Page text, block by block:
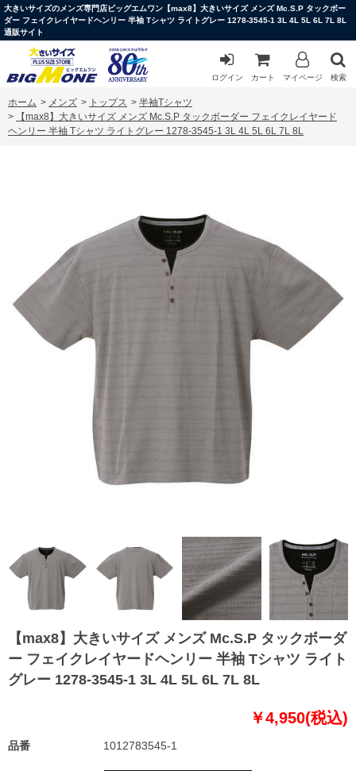
大きいサイズのメンズ専門店ビッグエムワン【max8】大きいサイズ メンズ Mc.S.P タックボー
ダー フェイクレイヤードヘンリー 半袖 Tシャツ ライトグレー 1278-3545-1 3L 4L 5L 6L 7L 8L
通販サイト
ログイン カート マイページ 検索
ホーム > メンズ > トップス > 半袖Tシャツ
>
【max8】大きいサイズ メンズ Mc.S.P タックボーダー フェイクレイヤード
ヘンリー 半袖 Tシャツ ライトグレー 1278-3545-1 3L 4L 5L 6L 7L 8L
【max8】大きいサイズ メンズ Mc.S.P タックボーダ
ー フェイクレイヤードヘンリー 半袖 Tシャツ ライト
グレー 1278-3545-1 3L 4L 5L 6L 7L 8L
￥4,950(税込)
品番 1012783545-1